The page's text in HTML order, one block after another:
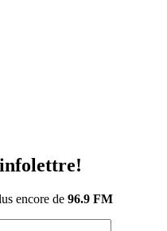
encore de 96.9 FM